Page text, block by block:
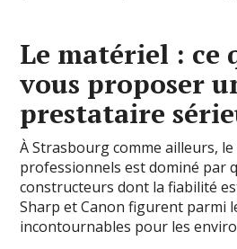
Le matériel : ce
vous proposer
prestataire
À Strasbourg comme ailleurs,
professionnels est dominé par
constructeurs dont la fiabilité
Sharp et Canon figurent parmi
incontournables pour les